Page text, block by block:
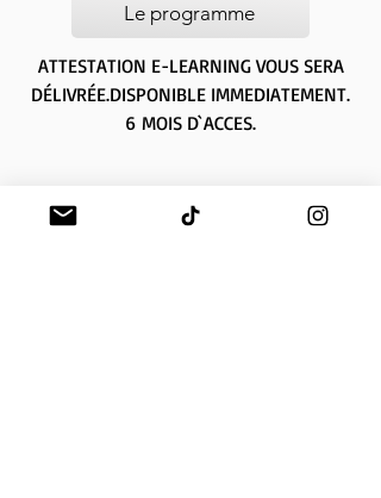
Le programme
ATTESTATION E-LEARNING VOUS SERA
DÉLIVRÉE.DISPONIBLE IMMEDIATEMENT.
6 MOIS D`ACCES.